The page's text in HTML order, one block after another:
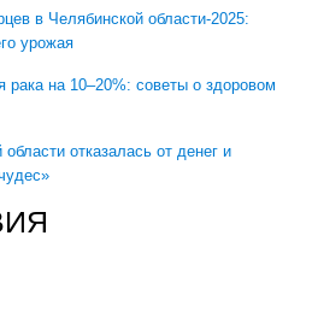
в Челябинской области-2025:
урожая
рака на 10–20%: советы о здоровом
отказалась от денег и